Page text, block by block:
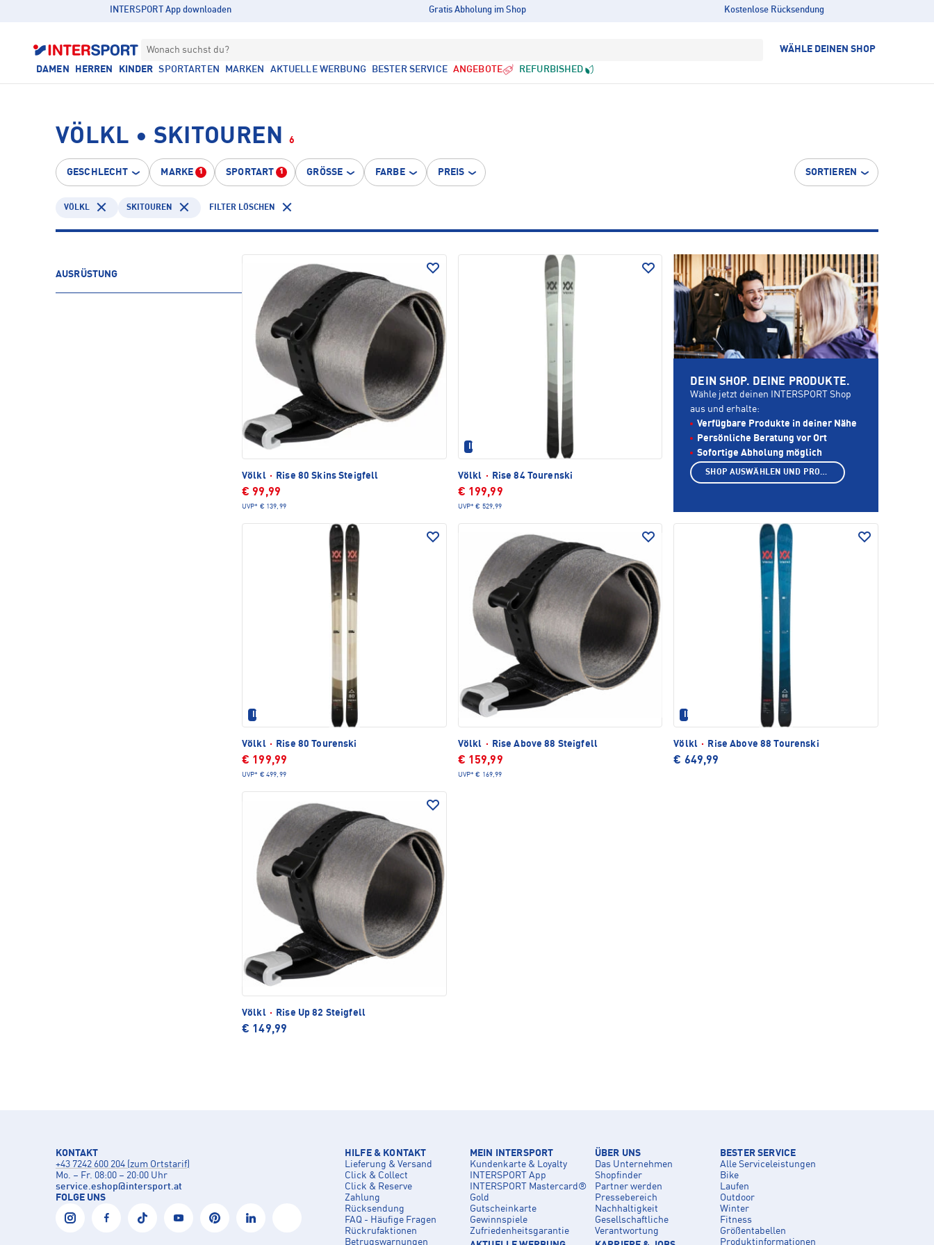
INTERSPORT App downloaden Gratis Abholung im Shop Kostenlose Rücksendung
Wonach suchst du? WÄHLE DEINEN SHOP
DAMEN HERREN KINDER SPORTARTEN MARKEN AKTUELLE WERBUNG BESTER SERVICE ANGEBOTE REFURBISHED
VÖLKL • SKITOUREN 6
GESCHLECHT MARKE 1 SPORTART 1 GRÖSSE FARBE PREIS SORTIEREN
VÖLKL SKITOUREN FILTER LÖSCHEN
AUSRÜSTUNG
Völkl · Rise 80 Skins Steigfell
€ 99,99
UVP* € 139,99
Völkl · Rise 84 Tourenski
€ 199,99
UVP* € 529,99
Völkl · Rise 80 Tourenski
€ 199,99
UVP* € 499,99
Völkl · Rise Above 88 Steigfell
€ 159,99
UVP* € 169,99
Völkl · Rise Above 88 Tourenski
€ 649,99
Völkl · Rise Up 82 Steigfell
€ 149,99
DEIN SHOP. DEINE PRODUKTE.
Wähle jetzt deinen INTERSPORT Shop
aus und erhalte:
Verfügbare Produkte in deiner Nähe
Persönliche Beratung vor Ort
Sofortige Abholung möglich
SHOP AUSWÄHLEN UND PRODUKTE ANZEIGEN
KONTAKT
+43 7242 600 204 (zum Ortstarif)
Mo. – Fr. 08:00 – 20:00 Uhr
service.eshop@intersport.at
FOLGE UNS
HILFE & KONTAKT
Lieferung & Versand
Click & Collect
Click & Reserve
Zahlung
Rücksendung
FAQ - Häufige Fragen
Rückrufaktionen
Betrugswarnungen
MEIN INTERSPORT
Kundenkarte & Loyalty
INTERSPORT App
INTERSPORT Mastercard®
Gold
Gutscheinkarte
Gewinnspiele
Zufriedenheitsgarantie
ÜBER UNS
Das Unternehmen
Shopfinder
Partner werden
Pressebereich
Nachhaltigkeit
Gesellschaftliche
Verantwortung
BESTER SERVICE
Alle Serviceleistungen
Bike
Laufen
Outdoor
Winter
Fitness
Größentabellen
Produktinformationen